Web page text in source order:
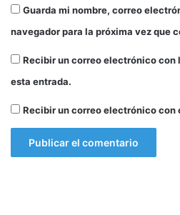
Guarda mi nombre, correo
navegador para la próxima vez que
Recibir un correo electrónico con
esta entrada.
Recibir un correo electrónico con